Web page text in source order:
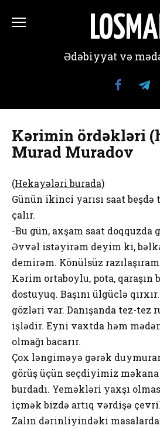
содержанию
Ədəbiyyat və
Kərimin ördəkləri
Murad Muradov
(Hekayələri burada)
Günün ikinci yarısı saat
çalır.
-Bu gün, axşam saat doqquzda
Əvvəl istəyirəm deyim ki,
demirəm. Könülsüz
Kərim ortaboylu, pota, qaraşın
dostuyuq. Başını ülgüclə
gözləri var. Danışanda tez-tez
işlədir. Eyni vaxtda həm
olmağı bacarır.
Çox ləngiməyə gərək
görüş üçün seçdiyimiz məkana
burdadı. Yeməkləri yaxşı
içmək bizdə artıq vərdişə
Zalın dərinliyindəki